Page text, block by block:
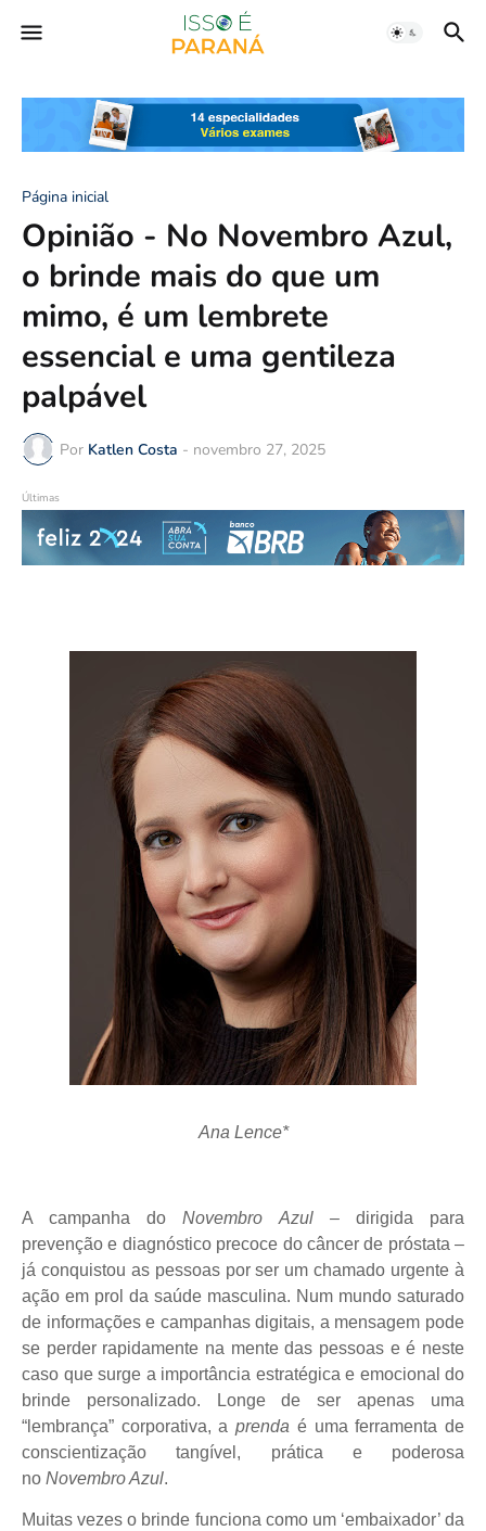
Página inicial
Opinião - No Novembro Azul,
o brinde mais do que um
mimo, é um lembrete
essencial e uma gentileza
palpável
Por Katlen Costa - novembro 27, 2025
Últimas
Ana Lence*
A campanha doNovembro Azul – dirigida para
prevenção e diagnóstico precoce do câncer de próstata –
já conquistou as pessoas por ser um chamado urgente à
ação em prol da saúde masculina. Num mundo saturado
de informações e campanhas digitais, a mensagem pode
se perder rapidamente na mente das pessoas e é neste
caso que surge a importância estratégica e emocional do
brinde personalizado. Longe de ser apenas uma
“lembrança” corporativa, aprenda é uma ferramenta de
conscientização tangível, prática e poderosa
no Novembro Azul.
Muitas vezes o brinde funciona como um ‘embaixador’ da